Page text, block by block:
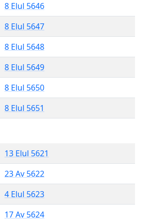
8 Elul 5646
8 Elul 5647
8 Elul 5648
8 Elul 5649
8 Elul 5650
8 Elul 5651
13 Elul 5621
23 Av 5622
4 Elul 5623
17 Av 5624